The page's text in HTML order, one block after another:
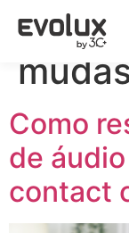
Tag:
Como
de
contact